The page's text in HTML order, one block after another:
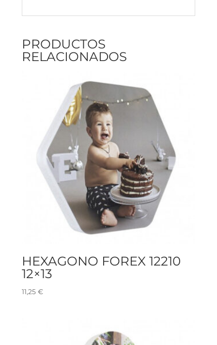
PRODUCTOS
RELACIONADOS
HEXAGONO FOREX 12210
12×13
11,25 €